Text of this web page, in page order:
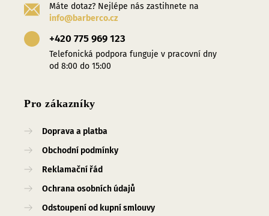
Máte dotaz? Nejlépe nás zastihnete na
info@barberco.cz
+420 775 969 123
Telefonická podpora funguje v pracovní dny
od 8:00 do 15:00
Pro zákazníky
Doprava a platba
Obchodní podmínky
Reklamační řád
Ochrana osobních údajů
Odstoupení od kupní smlouvy